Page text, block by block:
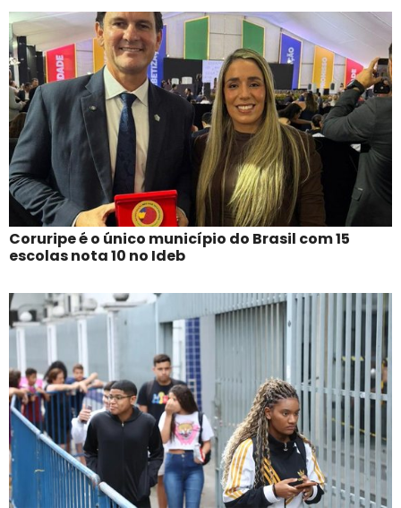
Coruripe é o único município do Brasil com 15
escolas nota 10 no Ideb